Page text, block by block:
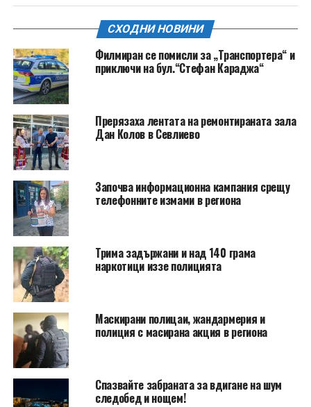
СХОДНИ НОВИНИ
Филмиран се помисли за „Транспортера“ и
приключи на бул.“Стефан Караджа“
Прерязаха лентата на ремонтираната зала
Дан Колов в Севлиево
Започва информационна кампания срещу
телефонните измами в региона
Трима задържани и над 140 грама
наркотици иззе полицията
Маскирани полицаи, жандармерия и
полиция с масирана акция в региона
Спазвайте забраната за вдигане на шум
следобед и нощем!